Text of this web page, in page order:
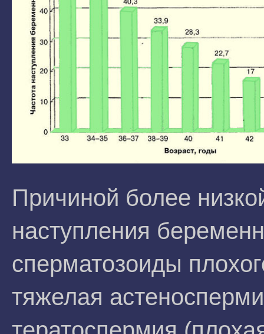
Причиной более
наступления
сперматозоиды
тяжелая